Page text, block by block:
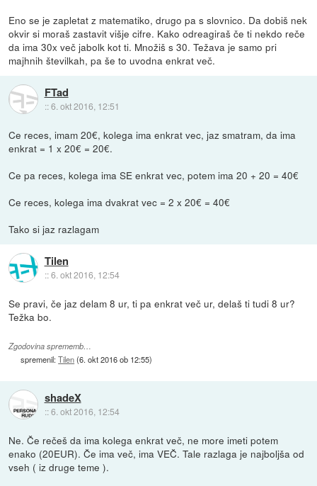
Eno se je zapletat z matematiko, drugo pa s slovnico. Da dobiš nek
okvir si moraš zastavit višje cifre. Kako odreagiraš če ti nekdo reče
da ima 30x več jabolk kot ti. Množiš s 30. Težava je samo pri
majhnih številkah, pa še to uvodna enkrat več.
FTad
::6. okt 2016, 12:51
Ce reces, imam 20€, kolega ima enkrat vec, jaz smatram, da ima
enkrat = 1 x 20€ = 20€.
Ce pa reces, kolega ima SE enkrat vec, potem ima 20 + 20 = 40€
Ce reces, kolega ima dvakrat vec = 2 x 20€ = 40€
Tako si jaz razlagam
Tilen
::6. okt 2016, 12:54
Se pravi, če jaz delam 8 ur, ti pa enkrat več ur, delaš ti tudi 8 ur?
Težka bo.
Zgodovina sprememb…
spremenil:Tilen(6. okt 2016 ob 12:55)
shadeX
::6. okt 2016, 12:54
Ne. Če rečeš da ima kolega enkrat več, ne more imeti potem
enako (20EUR). Če ima več, ima VEČ. Tale razlaga je najboljša od
vseh ( iz druge teme ).